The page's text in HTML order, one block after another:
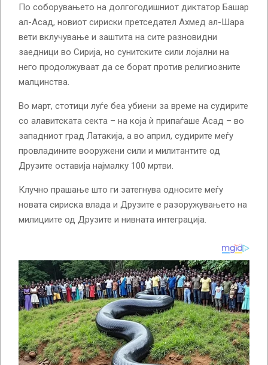
По соборувањето на долгогодишниот диктатор Башар
ал-Асад, новиот сириски претседател Ахмед ал-Шара
вети вклучување и заштита на сите разновидни
заедници во Сирија, но сунитските сили лојални на
него продолжуваат да се борат против религиозните
малцинства.
Во март, стотици луѓе беа убиени за време на судирите
со алавитската секта – на која ѝ припаѓаше Асад – во
западниот град Латакија, а во април, судирите меѓу
провладините вооружени сили и милитантите од
Друзите оставија најмалку 100 мртви.
Клучно прашање што ги затегнува односите меѓу
новата сириска влада и Друзите е разоружувањето на
милициите од Друзите и нивната интеграција.